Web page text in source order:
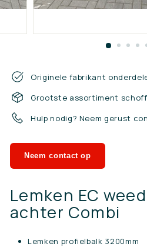
n.
Originele fabrikant
Grootste assortiment
Hulp nodig? Neem gerust
Neem contact op
Lemken EC
achter Combi
Lemken profielbalk 3200mm